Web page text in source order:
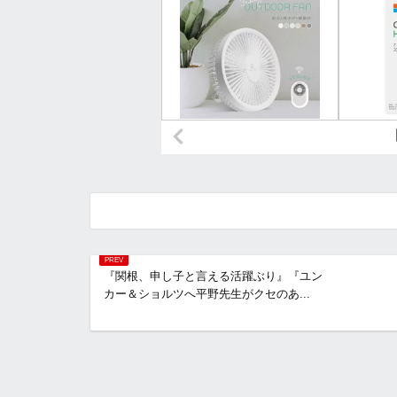
『関根、申し子と言える活躍ぶり』『ユン
カー＆ショルツへ平野先生がクセのあ...